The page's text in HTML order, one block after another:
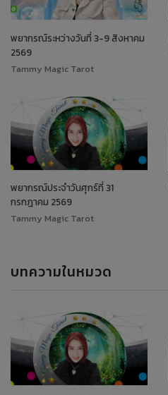
พยากรณ์ระหว่างวันที่ 3-9 สิงหาคม
2569
Tammy Magic Tarot
พยากรณ์ประจำวันศุกร์ที่ 31
กรกฎาคม 2569
Tammy Magic Tarot
บทความในหมวด